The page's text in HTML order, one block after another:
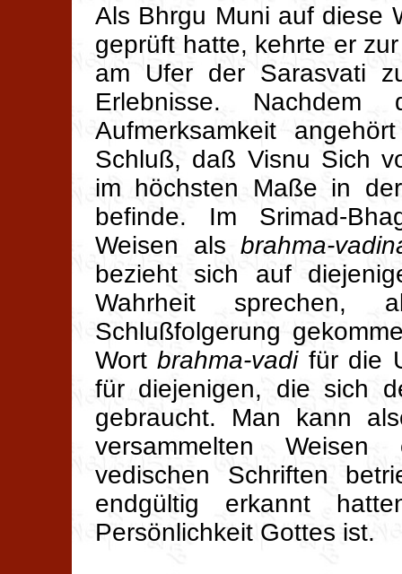
Als Bhrgu Muni auf diese
geprüft hatte, kehrte er
am Ufer der Sarasvati
Erlebnisse.
Aufmerksamkeit
Schluß, daß Visnu Sich
im höchsten Maße in
befinde. Im Srimad-
Weisen als brahma-
bezieht sich auf
Wahrheit
Schlußfolgerung
Wortbrahma-vadifür die
für diejenigen, die sich
gebraucht. Man kann
versammelten
vedischen Schriften
endgültig erkannt
Persönlichkeit Gottes ist.